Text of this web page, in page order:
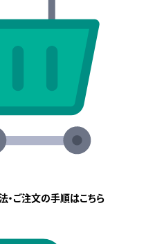
・ご注文の手順はこちら